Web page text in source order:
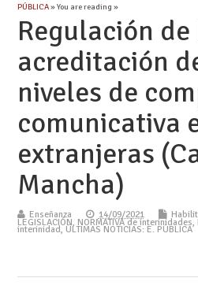
PÚBLICA» You are reading »
Regulación de
acreditación
niveles de
comunicativa
extranjeras
Mancha)
Enseñanza 14/09/2021
LEGISLACIÓN, NORMATIVA de interinidades,
interinidad, ÚLTIMAS NOTICIAS: E. PÚBLICA